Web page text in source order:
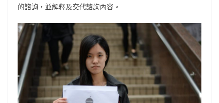
的諮詢，並解釋及交代諮詢內容。